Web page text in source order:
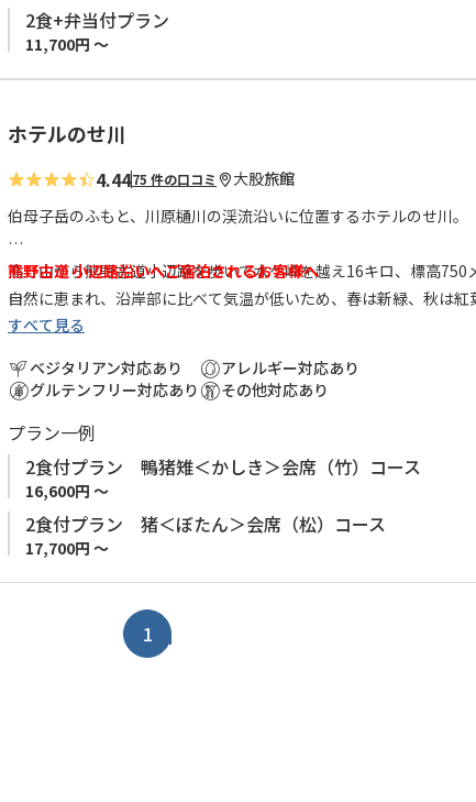
息子さんが捕獲したイノシシやシカなどを寒い時期には暖かい鍋料
こともあります。苦手な方は前もってお知らせください。
熊野古道 小辺路沿いへご宿泊されるお客様へ
小辺路 （高野山～本宮）は、紀伊半島中央部を南北に縦断し、途中
めとする標高1,000ｍ以上の峠を三度も越える、熊野参詣道の中でも
確保の観点から、小辺路ルートを全区間歩かれる方には各集落（高
口、十津川温泉）で宿泊地を手配して頂くようお願い致しておりま
泊施設の手配を、弊社予約サイトを通してお申込みいただけない場
ます。 ※お客様の安全の確認が取れない行程の場合、手配をお断り
ざいます。予めご了承ください。
2食+弁当付プラン
11,700円 ～
ホテルのせ川
4.4475 件の口コミ 大股旅館
伯母子岳のふもと、川原樋川の渓流沿いに位置するホテルのせ川。
高野山から熊野古道小辺路を歩いて水ケ峰を越え16キロ、標高750
自然に恵まれ、沿岸部に比べて気温が低いため、春は新緑、秋は紅
い集落です。
絡いただければお迎えにあがります。
事前予約で高野山からの無料送迎がございますので、小辺路歩きの
好評です。
川魚や猪、雉などの新鮮な食材で料理した、山里ならではのお料理
す。
熊野古道 小辺路沿いへご宿泊されるお客様へ
小辺路 （高野山～本宮）は、紀伊半島中央部を南北に縦断し、途中
す。 中辺路ルートと比較し、”健脚者”向けのコースとなります。 弊
確保の観点から、小辺路ルートを全区間歩かれる方には各集落（高
口、十津川温泉）で宿泊地を手配して頂くようお願い致しておりま
泊施設の手配を、弊社予約サイトを通してお申込みいただけない場
で既にお手配された場合も含めて）宿泊先、および行程の確認連絡
ます。 ※お客様の安全の確認が取れない行程の場合、手配をお断り
ざいます。予めご了承ください。
すべて見る
ベジタリアン対応あり
グルテンフリー対応あり
アレルギー対応あり
その他対応あり
プラン一例
2食付プラン 鴨猪雉＜かしき＞会席（竹）コース
16,600円 ～
2食付プラン 猪＜ぼたん＞会席（松）コース
17,700円 ～
1